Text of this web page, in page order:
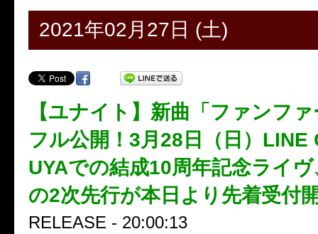
2021年02月27日 (土)
【ユナイト】新曲「ファンフ
フル公開！3月28日（日）LINE
UYAでの結成10周年記念ライ
の2次先行が本日より先着受付
RELEASE - 20:00:13